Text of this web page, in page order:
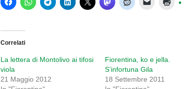
Correlati
La lettera di Montolivo ai tifosi
viola
21 Maggio 2012
Fiorentina, ko e jella.
S’infortuna Gila
18 Settembre 2011